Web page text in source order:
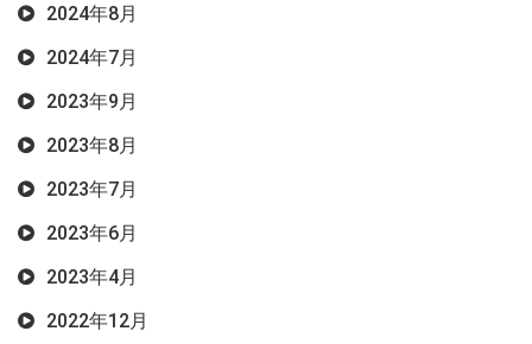
2024年8月
2024年7月
2023年9月
2023年8月
2023年7月
2023年6月
2023年4月
2022年12月